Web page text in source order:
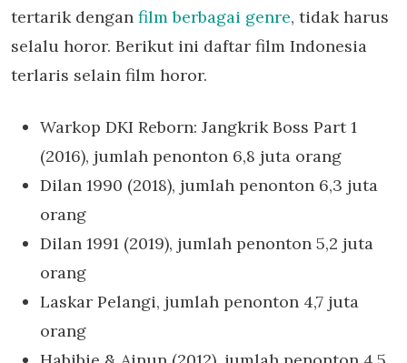
tertarik dengan film berbagai genre, tidak harus
selalu horor. Berikut ini daftar film Indonesia
terlaris selain film horor.
Warkop DKI Reborn: Jangkrik Boss Part 1
(2016), jumlah penonton 6,8 juta orang
Dilan 1990 (2018), jumlah penonton 6,3 juta
orang
Dilan 1991 (2019), jumlah penonton 5,2 juta
orang
Laskar Pelangi, jumlah penonton 4,7 juta
orang